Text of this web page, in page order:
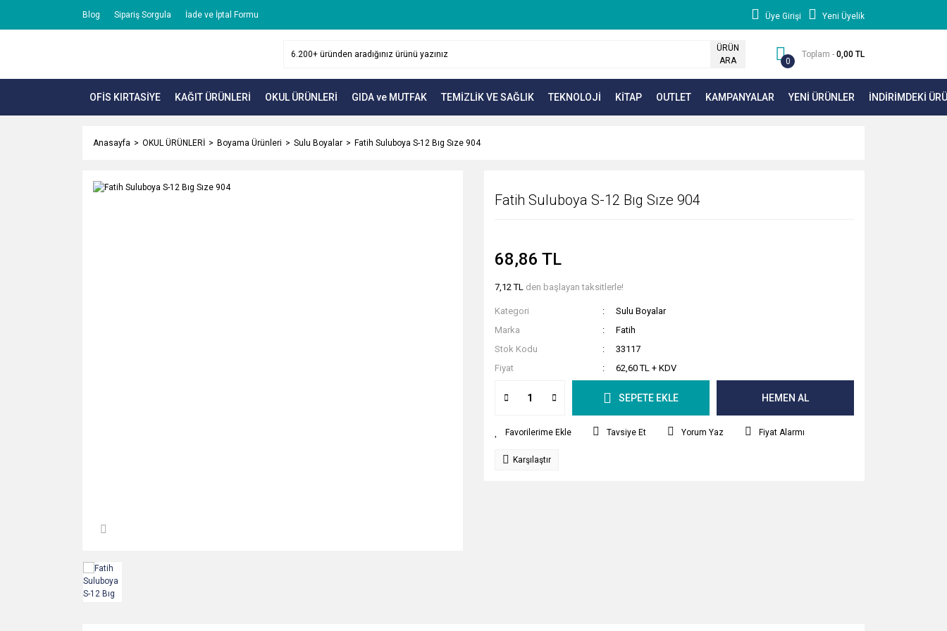
Blog Sipariş Sorgula İade ve İptal Formu Üye Girişi Yeni Üyelik
ÜRÜN
ARA
0
Toplam - 0,00 TL
OFİS KIRTASİYE KAĞIT ÜRÜNLERİ OKUL ÜRÜNLERİ GIDA ve MUTFAK TEMİZLİK VE SAĞLIK TEKNOLOJİ KİTAP OUTLET KAMPANYALAR YENİ ÜRÜNLER İNDİRİMDEKİ
Anasayfa OKUL ÜRÜNLERİ Boyama Ürünleri Sulu Boyalar Fatih Suluboya S-12 Bıg Sıze 904
Fatih Suluboya S-12 Bıg Sıze 904
68,86 TL
7,12 TL den başlayan taksitlerle!
Kategori
Sulu Boyalar
Marka
Fatih
Stok Kodu
33117
Fiyat
62,60 TL + KDV
SEPETE EKLE HEMEN AL
Tavsiye Et Yorum Yaz Fiyat Alarmı
Karşılaştır